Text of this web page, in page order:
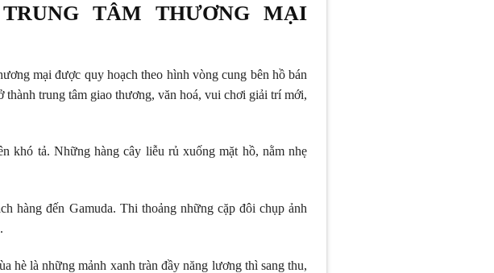
TÂM THƯƠNG MẠI
mại được quy hoạch theo hình vòng cung bên hồ bán
trung tâm giao thương, văn hoá, vui chơi giải trí mới,
khó tả. Những hàng cây liễu rủ xuống mặt hồ, nằm nhẹ
hàng đến Gamuda. Thi thoảng những cặp đôi chụp ảnh
hè là những mảnh xanh tràn đầy năng lương thì sang thu,